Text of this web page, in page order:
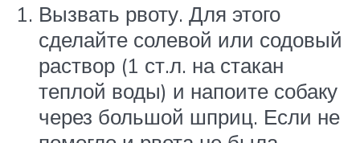
Вызвать рвоту. Для этого
сделайте солевой или содовый
раствор (1 ст.л. на стакан
теплой воды) и напоите собаку
через большой шприц. Если не